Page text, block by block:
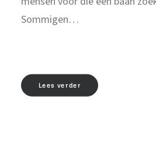
Sommigen…
Lees verder